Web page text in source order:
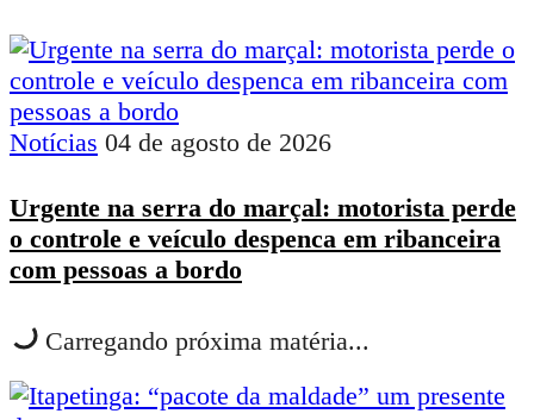
Notícias 04 de agosto de 2026
Urgente na serra do marçal: motorista perde
o controle e veículo despenca em ribanceira
com pessoas a bordo
Carregando próxima matéria...